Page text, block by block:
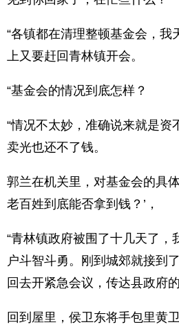
“各镇都在清理整顿基金会，我
上又要赶回青林镇开会。
“基金会的情况到底怎样？
“情况不太妙，准确说来就是资
卖光也还不了钱。
郭兰在机关里，对基金会的具
老百姓到底能否拿到钱？’，
“青林镇政府被围了十几天了，
户斗智斗勇。刚到城郊就接到
回去开紧急会议，传达县政府的
回到屋里，侯卫东将手包里黄